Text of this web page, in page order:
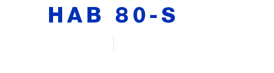
HAB 80-S